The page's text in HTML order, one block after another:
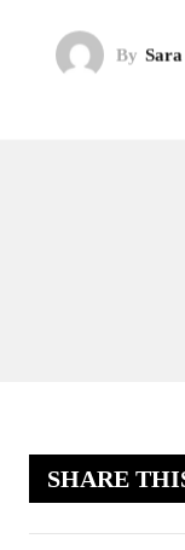
By Sara
SHARE